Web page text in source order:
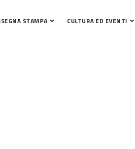
STAMPA CULTURA ED EVENTI